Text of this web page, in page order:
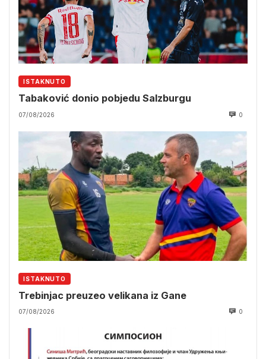
ISTAKNUTO
Tabaković donio pobjedu Salzburgu
07/08/2026 0
ISTAKNUTO
Trebinjac preuzeo velikana iz Gane
07/08/2026 0